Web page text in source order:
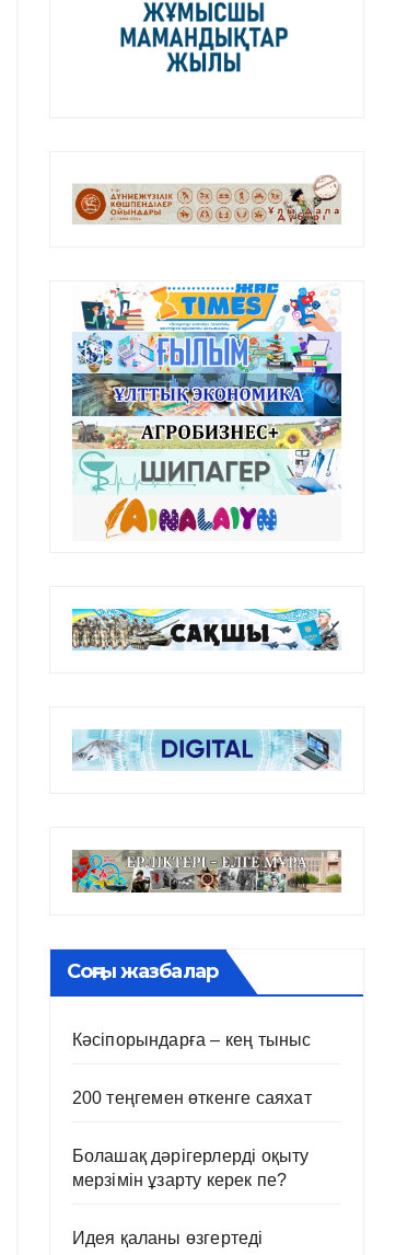
Соңғы жазбалар
Кәсіпорындарға – кең тыныс
200 теңгемен өткенге саяхат
Болашақ дәрігерлерді оқыту
мерзімін ұзарту керек пе?
Идея қаланы өзгертеді